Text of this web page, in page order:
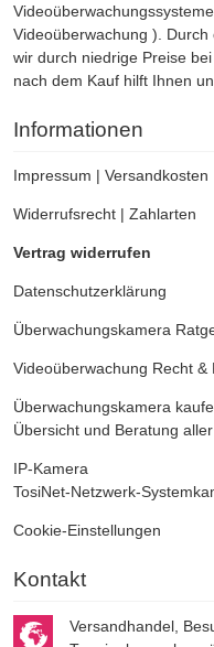
Videoüberwachung ). Durch
wir durch niedrige Preise
nach dem Kauf hilft Ihnen
Informationen
Impressum | Versandkosten
Widerrufsrecht | Zahlarten
Vertrag widerrufen
Datenschutzerklärung
Überwachungskamera
Videoüberwachung Recht &
Überwachungskamera
Übersicht und Beratung
IP-Kamera
TosiNet-Netzwerk-
Cookie-Einstellungen
Kontakt
Versandhandel,